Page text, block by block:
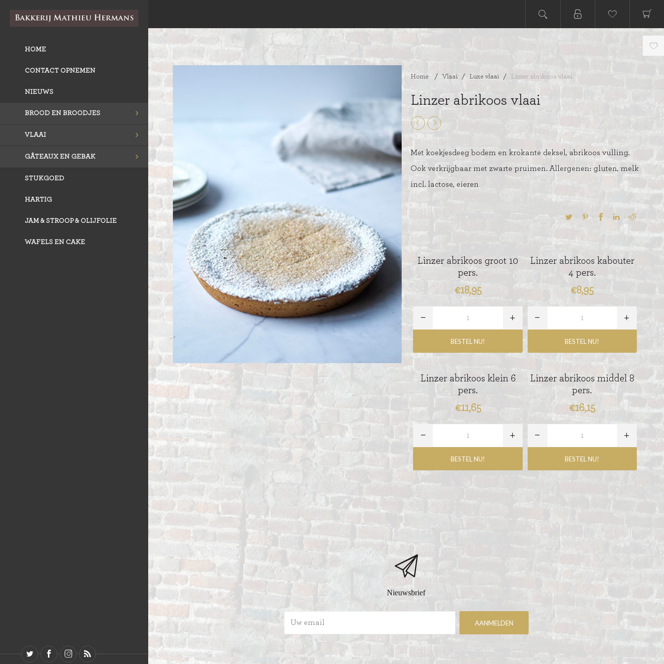
HOME
CONTACT OPNEMEN
NIEUWS
BROOD EN BROODJES
VLOERBROOD
ZUURDESEM BROOD
GEVULD BROOD
BROODJES
CROISSANTS
STOKBROOD
VLAAI
VLAAI TRADITIONEEL
HERMANS
KRUIMELVLAAI
VLAAI RASTER
OPEN VLAAI
LUXE VLAAI
GÂTEAUX EN GEBAK
GÂTEAUX
SLAGROOMTAARTEN
CRÈME AU BEURE
TAARTEN
MERENGUE TAARTEN
ROYAL TAARTEN
BAVAROISE TAARTEN
STUKGOED
HARTIG
JAM & STROOP & OLIJFOLIE
WAFELS EN CAKE
Home / Vlaai / Luxe vlaai / Linzer abrikoos vlaai
Linzer abrikoos vlaai
Met koekjesdeeg bodem en krokante deksel, abrikoos vulling.
Ook verkrijgbaar met zwarte pruimen. Allergenen: gluten, melk
incl. lactose, eieren
Linzer abrikoos groot 10
pers.
€18,95
Linzer abrikoos kabouter
4 pers.
€8,95
Linzer abrikoos klein 6
pers.
€11,65
Linzer abrikoos middel 8
pers.
€16,15
Nieuwsbrief